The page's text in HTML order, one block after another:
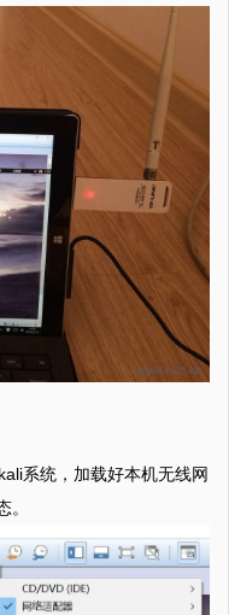
系统，加载好本机无线网